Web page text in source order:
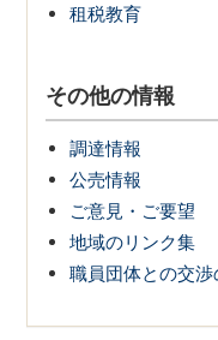
租税教育
その他の情報
調達情報
公売情報
ご意見・ご要望
地域のリンク集
職員団体との交渉